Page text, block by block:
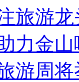
旅游
力金
游周